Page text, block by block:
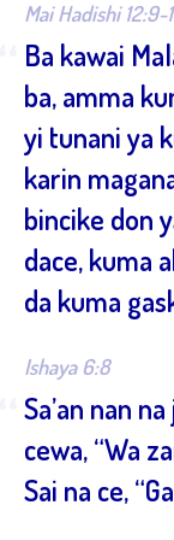
Mai Hadishi 12:9-
Ba kawai
ba, amma
yi tunani ya
karin
bincike don
dace, kuma
da kuma
Ishaya 6:8
Sa’an nan
cewa, “Wa
Sai na ce,